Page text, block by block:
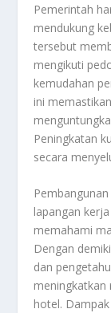
Pemerintah
mendukung
tersebut
mengikuti
kemudahan
ini
Peningkatan
secara
lapangan
memahami
Dengan
dan
meningkatkan
hotel.